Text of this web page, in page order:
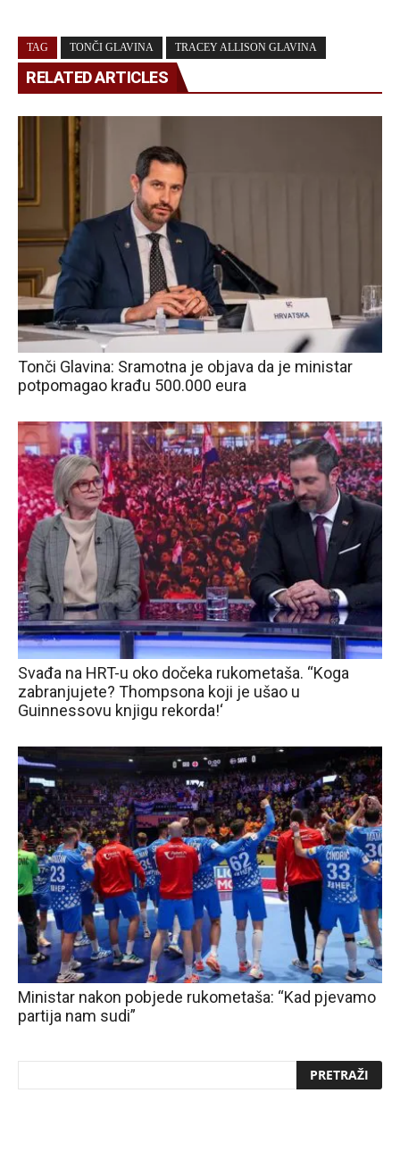
TAG TONČI GLAVINA TRACEY ALLISON GLAVINA
RELATED ARTICLES
Tonči Glavina: Sramotna je objava da je ministar
potpomagao krađu 500.000 eura
Svađa na HRT-u oko dočeka rukometaša. “Koga
zabranjujete? Thompsona koji je ušao u
Guinnessovu knjigu rekorda!‘
Ministar nakon pobjede rukometaša: “Kad pjevamo
partija nam sudi”